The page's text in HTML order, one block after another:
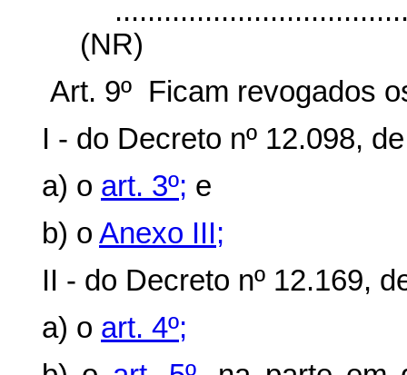
(NR)
Art. 9º Ficam revogados
I - do Decreto nº 12.098,
a) o art. 3º; e
b) o Anexo III;
II - do Decreto nº 12.169,
a) o art. 4º;